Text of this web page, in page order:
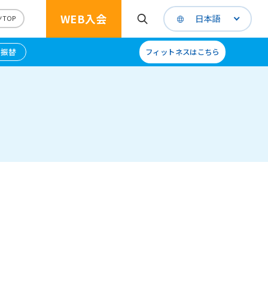
TOP WEB入会 日本語
替 フィットネスはこちら